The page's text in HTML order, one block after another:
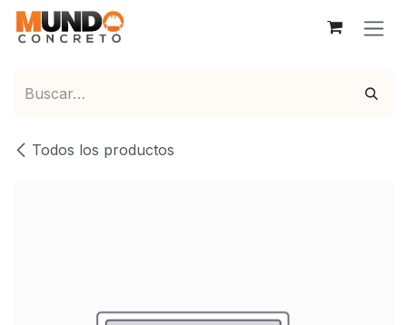
Ir al contenido
Todos los productos